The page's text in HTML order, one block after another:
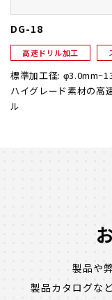
DG-18
高速ドリル加工
標準加工径:
ハイグレード素材の高
ル
製品や
製品カタログな